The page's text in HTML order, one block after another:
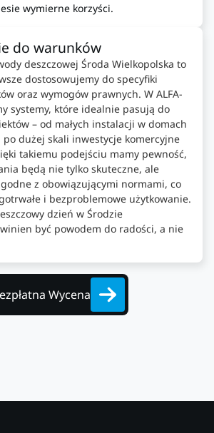
wymierne korzyści.
do warunków
deszczowej Środa Wielkopolska to
dostosowujemy do specyfiki
oraz wymogów prawnych. W ALFA-
systemy, które idealnie pasują do
– od małych instalacji w domach
dużej skali inwestycje komercyjne
takiemu podejściu mamy pewność,
będą nie tylko skuteczne, ale
z obowiązującymi normami, co
i bezproblemowe użytkowanie.
dzień w Środzie
być powodem do radości, a nie
Wycena